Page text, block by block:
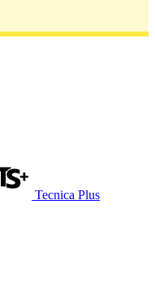
Tecnica Plus